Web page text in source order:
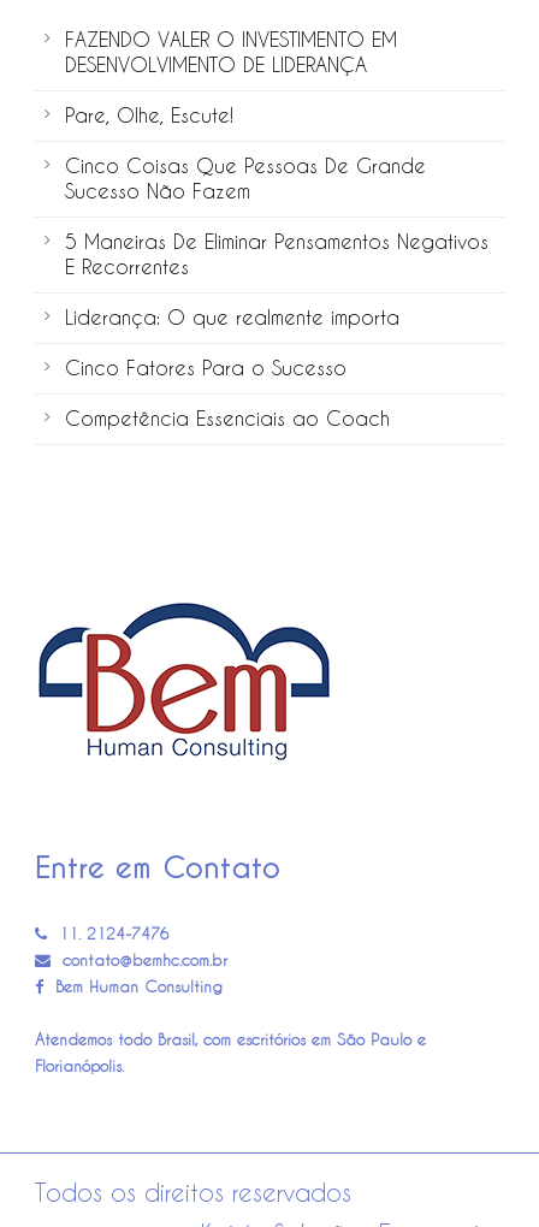
FAZENDO VALER O INVESTIMENTO EM
DESENVOLVIMENTO DE LIDERANÇA
Pare, Olhe, Escute!
Cinco Coisas Que Pessoas De Grande
Sucesso Não Fazem
5 Maneiras De Eliminar Pensamentos Negativos
E Recorrentes
Liderança: O que realmente importa
Cinco Fatores Para o Sucesso
Competência Essenciais ao Coach
Entre em Contato
11. 2124-7476
contato@bemhc.com.br
Bem Human Consulting
Atendemos todo Brasil, com escritórios em São Paulo e
Florianópolis.
Todos os direitos reservados